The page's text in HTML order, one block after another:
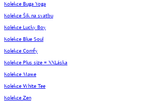
Kolekce Buga Yoga
Kolekce Šik na svatbu
Kolekce Lucky Boy
Kolekce Blue Soul
Kolekce Comfy
Kolekce Plus size = XXLáska
Kolekce Mawe
Kolekce White Tee
Kolekce Zen